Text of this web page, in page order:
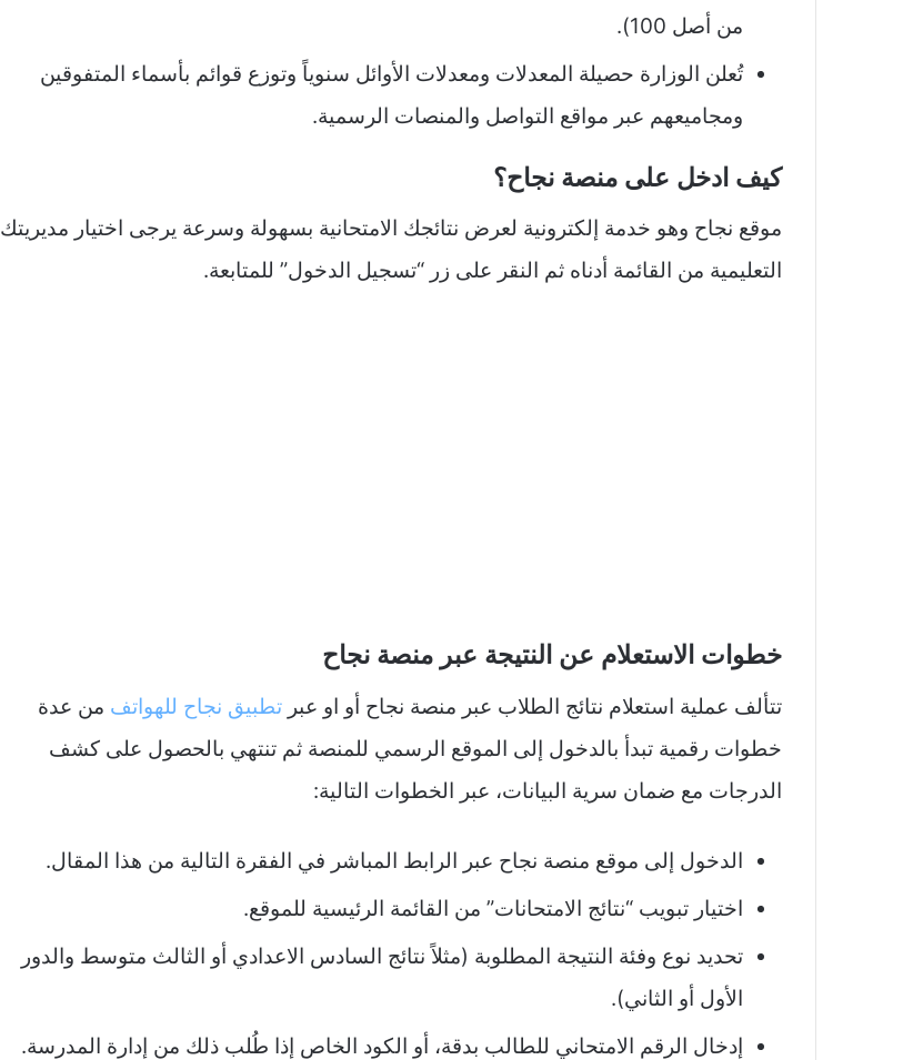
من أصل 100).
تُعلن الوزارة حصيلة المعدلات ومعدلات الأوائل سنوياً وتوزع قوائم بأسماء المتفوقين
ومجاميعهم عبر مواقع التواصل والمنصات الرسمية.
كيف ادخل على منصة نجاح؟
موقع نجاح وهو خدمة إلكترونية لعرض نتائجك الامتحانية بسهولة وسرعة يرجى اختيار مديريتك
التعليمية من القائمة أدناه ثم النقر على زر “تسجيل الدخول” للمتابعة.
خطوات الاستعلام عن النتيجة عبر منصة نجاح
تتألف عملية استعلام نتائج الطلاب عبر منصة نجاح أو او عبر تطبيق نجاح للهواتف من عدة
خطوات رقمية تبدأ بالدخول إلى الموقع الرسمي للمنصة ثم تنتهي بالحصول على كشف
الدرجات مع ضمان سرية البيانات، عبر الخطوات التالية:
الدخول إلى موقع منصة نجاح عبر الرابط المباشر في الفقرة التالية من هذا المقال.
اختيار تبويب “نتائج الامتحانات” من القائمة الرئيسية للموقع.
تحديد نوع وفئة النتيجة المطلوبة (مثلاً نتائج السادس الاعدادي أو الثالث متوسط والدور
الأول أو الثاني).
إدخال الرقم الامتحاني للطالب بدقة، أو الكود الخاص إذا طُلب ذلك من إدارة المدرسة.